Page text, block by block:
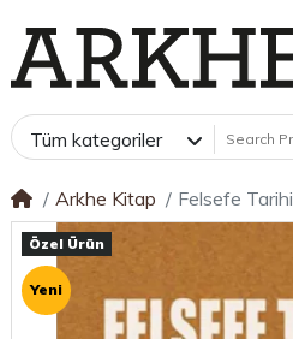
Tüm kategoriler
Arkhe Kitap Felsefe Tarihi
Özel Ürün
Yeni